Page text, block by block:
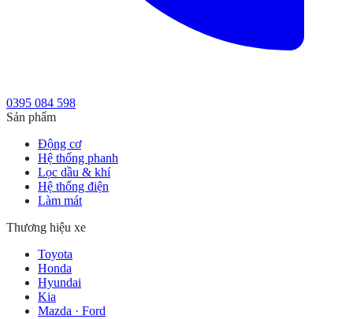
0395 084 598
Sản phẩm
Động cơ
Hệ thống phanh
Lọc dầu & khí
Hệ thống điện
Làm mát
Thương hiệu xe
Toyota
Honda
Hyundai
Kia
Mazda · Ford